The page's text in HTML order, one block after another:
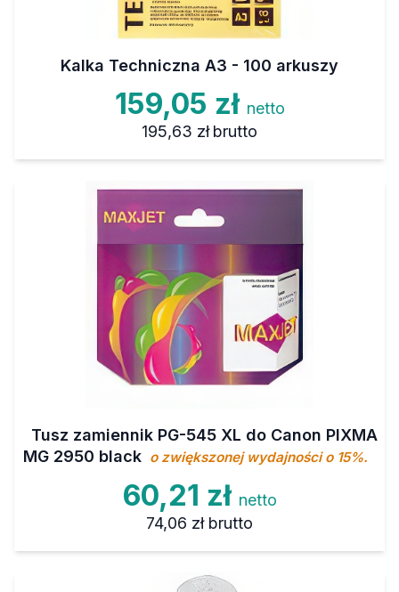
Kalka Techniczna A3 - 100 arkuszy
159,05 zł netto
195,63 zł brutto
Tusz zamiennik PG-545 XL do Canon PIXMA
MG 2950 black o zwiększonej wydajności o 15%.
60,21 zł netto
74,06 zł brutto